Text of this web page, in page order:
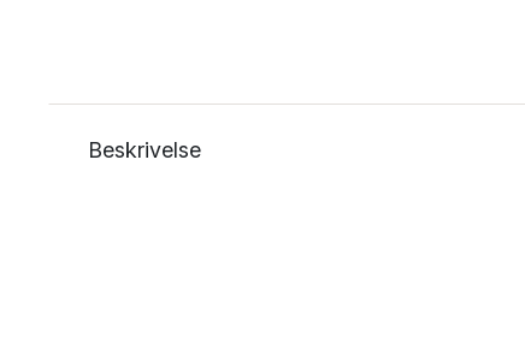
Beskrivelse